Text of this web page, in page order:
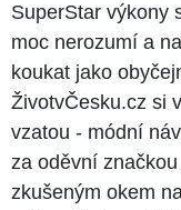
SuperStar výkony
moc nerozumí a
koukat jako
ŽivotvČesku.cz si
vzatou - módní
za oděvní
zkušeným okem